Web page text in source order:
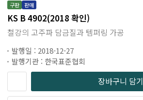
구판 판매
KS B 4902(2018 확인)
철강의 고주파 담금질과 템퍼링 가공
발행일 : 2018-12-27
발행기관 : 한국표준협회
장바구니 담기